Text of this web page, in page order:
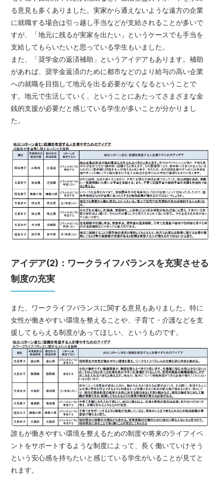
る意見も多くありました。実家から通えないような遠方の企業
に就職する場合は引っ越し手当などが支給されることが多いで
すが、「地元に残るが実家を出たい」というケースでも手当を
支給してもらいたいと思っている学生もいました。
また、「奨学金の返済補助」というアイデアもあります。補助
があれば、奨学金返済のために都市などのより給与の高い企業
への就職を目指して地元を出る必要がなくなるということで
す。地元で生活していく、ということにあたってさまざまな金
銭的支援が必要だと感じている学生が多いことが分かりまし
た。
アイデア(2)：ワークライフバランスを充実させる
制度の充実
また、ワークライフバランスに関する意見もありました。特に
女性が働きやすい環境を整えることや、子育て・介護などを支
援してもらえる制度があってほしい、というものです。
誰もが働きやすい環境を整えるための制度や将来のライフイベ
ントをサポートするような制度によって、長く働いていけそう
という安心感を持ちたいと感じている学生がいることが見てと
れます。